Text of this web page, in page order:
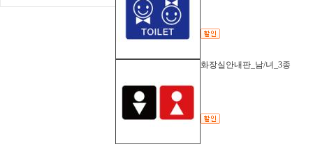
화장실안내판_남/녀_3종